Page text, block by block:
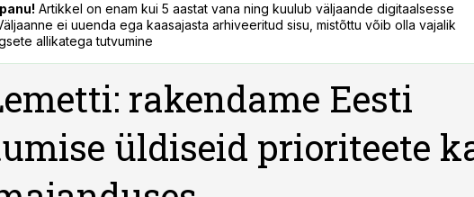
Artikkel on enam kui 5 aastat vana ning kuulub väljaande digitaalsesse
ei uuenda ega kaasajasta arhiveeritud sisu, mistõttu võib olla vajalik
allikatega tutvumine
rakendame Eesti
üldiseid prioriteete